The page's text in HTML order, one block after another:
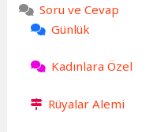
Soru ve Cevap
Günlük
Kadınlara Özel
Rüyalar Alemi